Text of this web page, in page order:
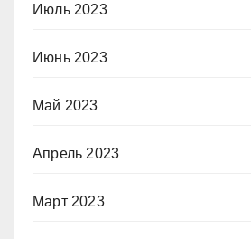
Июль 2023
Июнь 2023
Май 2023
Апрель 2023
Март 2023